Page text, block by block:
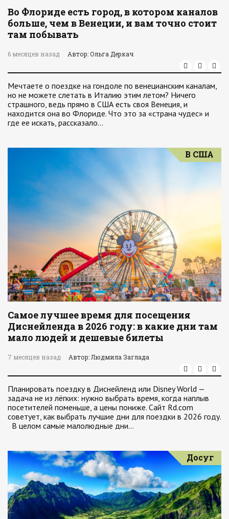
Во Флориде есть город, в котором каналов
больше, чем в Венеции, и вам точно стоит
там побывать
6 месяцев назад Автор: Ольга Деркач
Мечтаете о поездке на гондоле по венецианским каналам,
но не можете слетать в Италию этим летом? Ничего
страшного, ведь прямо в США есть своя Венеция, и
находится она во Флориде. Что это за «страна чудес» и
где ее искать, рассказало…
В США
Самое лучшее время для посещения
Диснейленда в 2026 году: в какие дни там
мало людей и дешевые билеты
7 месяцев назад Автор: Людмила Заглада
Планировать поездку в Диснейленд или Disney World —
задача не из лёгких: нужно выбрать время, когда наплыв
посетителей поменьше, а цены пониже. Сайт Rd.com
советует, как выбрать лучшие дни для поездки в 2026 году.
В целом самые малолюдные дни…
Досуг